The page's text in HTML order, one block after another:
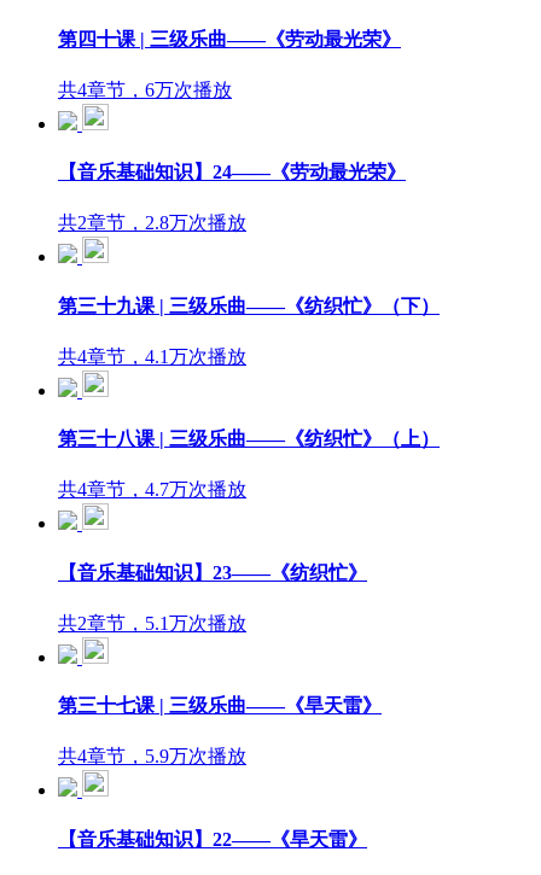
第四十课 | 三级乐曲——《劳动最光荣》
共4章节，6万次播放
【音乐基础知识】24——《劳动最光荣》
共2章节，2.8万次播放
第三十九课 | 三级乐曲——《纺织忙》（下）
共4章节，4.1万次播放
第三十八课 | 三级乐曲——《纺织忙》（上）
共4章节，4.7万次播放
【音乐基础知识】23——《纺织忙》
共2章节，5.1万次播放
第三十七课 | 三级乐曲——《旱天雷》
共4章节，5.9万次播放
【音乐基础知识】22——《旱天雷》